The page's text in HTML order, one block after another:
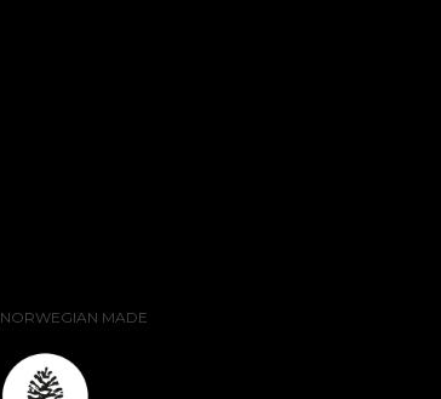
NORWEGIAN MADE